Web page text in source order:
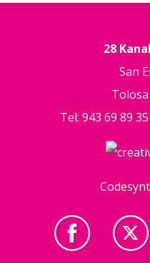
28
San
Tel: 943 69 89